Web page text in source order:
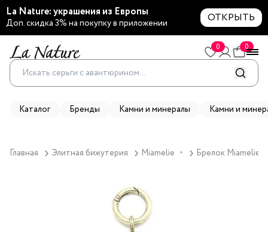
La Nature: украшения из Европы
Доп. скидка 3% на покупку в приложении ОТКРЫТЬ
0 0
Каталог Бренды Камни и минералы Камни и
Главная Элитная бижутерия Miamelie ▼ Брелок Miamelie,